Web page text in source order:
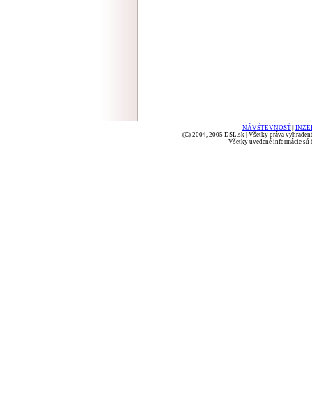
NÁVŠTEVNOSŤ
(C) 2004, 2005 DSL.sk | Všetky práva
Všetky uvedené informácie sú